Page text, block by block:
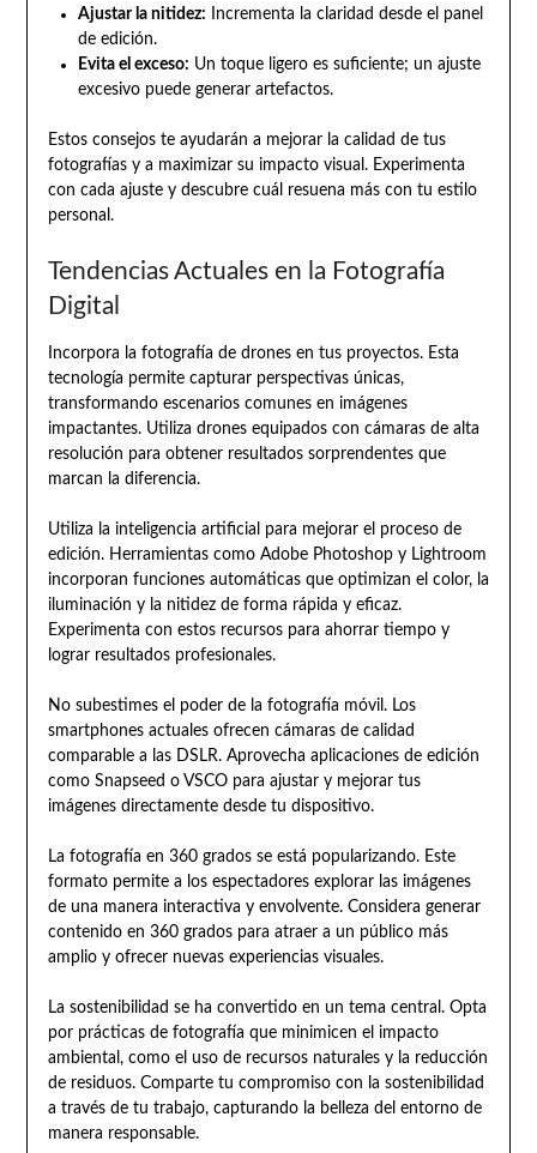
Ajustar la nitidez: Incrementa la claridad desde el panel
de edición.
Evita el exceso: Un toque ligero es suficiente; un ajuste
excesivo puede generar artefactos.
Estos consejos te ayudarán a mejorar la calidad de tus
fotografías y a maximizar su impacto visual. Experimenta
con cada ajuste y descubre cuál resuena más con tu estilo
personal.
Tendencias Actuales en la Fotografía
Digital
Incorpora la fotografía de drones en tus proyectos. Esta
tecnología permite capturar perspectivas únicas,
transformando escenarios comunes en imágenes
impactantes. Utiliza drones equipados con cámaras de alta
resolución para obtener resultados sorprendentes que
marcan la diferencia.
Utiliza la inteligencia artificial para mejorar el proceso de
edición. Herramientas como Adobe Photoshop y Lightroom
incorporan funciones automáticas que optimizan el color, la
iluminación y la nitidez de forma rápida y eficaz.
Experimenta con estos recursos para ahorrar tiempo y
lograr resultados profesionales.
No subestimes el poder de la fotografía móvil. Los
smartphones actuales ofrecen cámaras de calidad
comparable a las DSLR. Aprovecha aplicaciones de edición
como Snapseed o VSCO para ajustar y mejorar tus
imágenes directamente desde tu dispositivo.
La fotografía en 360 grados se está popularizando. Este
formato permite a los espectadores explorar las imágenes
de una manera interactiva y envolvente. Considera generar
contenido en 360 grados para atraer a un público más
amplio y ofrecer nuevas experiencias visuales.
La sostenibilidad se ha convertido en un tema central. Opta
por prácticas de fotografía que minimicen el impacto
ambiental, como el uso de recursos naturales y la reducción
de residuos. Comparte tu compromiso con la sostenibilidad
a través de tu trabajo, capturando la belleza del entorno de
manera responsable.